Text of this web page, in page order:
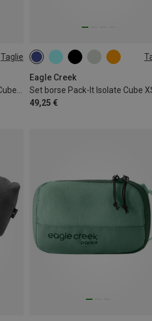
Taglie
Eagle Creek
49,25 €
ONE SIZE